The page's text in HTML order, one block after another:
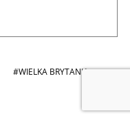
#WIELKA BRYTANIA